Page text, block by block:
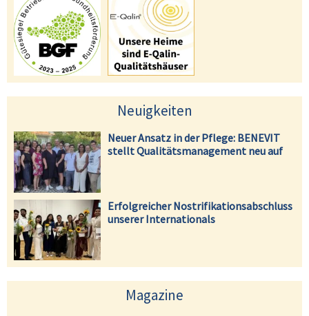
Neuigkeiten
Neuer Ansatz in der Pflege: BENEVIT
stellt Qualitätsmanagement neu auf
Erfolgreicher Nostrifikationsabschluss
unserer Internationals
Magazine